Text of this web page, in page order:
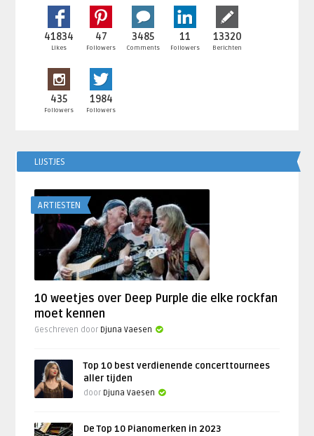
41834
Likes
47
Followers
3485
Comments
11
Followers
13320
Berichten
435
Followers
1984
Followers
LIJSTJES
ARTIESTEN
10 weetjes over Deep Purple die elke rockfan
moet kennen
Geschreven door Djuna Vaesen
Top 10 best verdienende concerttournees
aller tijden
door Djuna Vaesen
De Top 10 Pianomerken in 2023